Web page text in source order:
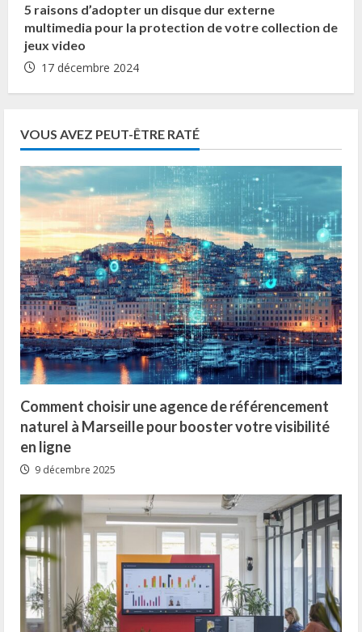
5 raisons d’adopter un disque dur externe
multimedia pour la protection de votre collection de
jeux video
17 décembre 2024
VOUS AVEZ PEUT-ÊTRE RATÉ
Comment choisir une agence de référencement
naturel à Marseille pour booster votre visibilité
en ligne
9 décembre 2025